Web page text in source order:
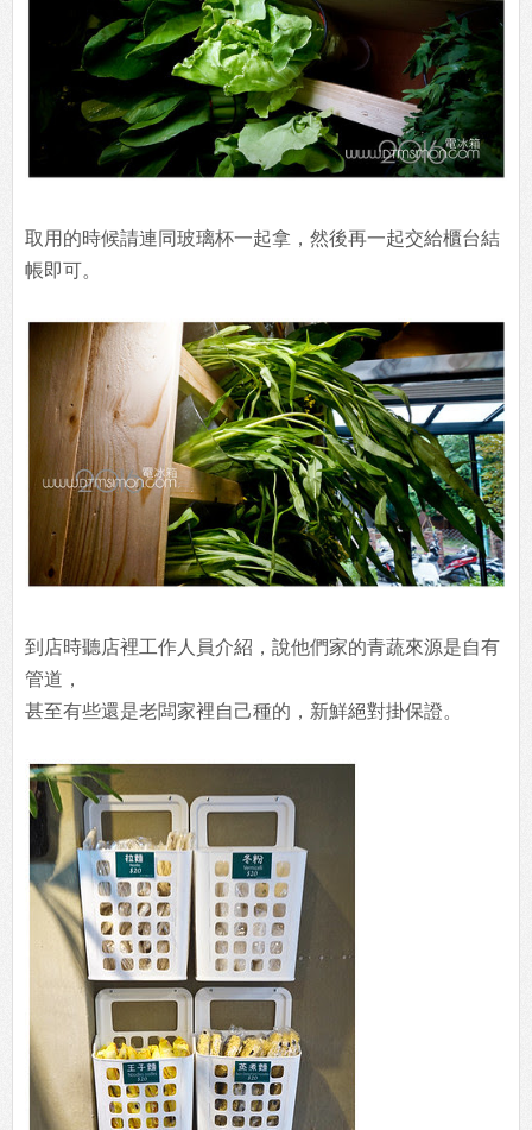
取用的時候請連同玻璃杯一起拿，然後再一起交給櫃台結
帳即可。
到店時聽店裡工作人員介紹，說他們家的青蔬來源是自有
管道，
甚至有些還是老闆家裡自己種的，新鮮絕對掛保證。